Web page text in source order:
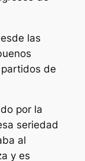
las
de
por la
seriedad
al
y es